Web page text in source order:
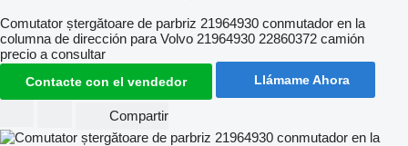
Comutator ștergătoare de parbriz 21964930 conmutador en la
columna de dirección para Volvo 21964930 22860372 camión
precio a consultar
Contacte con el vendedor Llámame Ahora
Compartir